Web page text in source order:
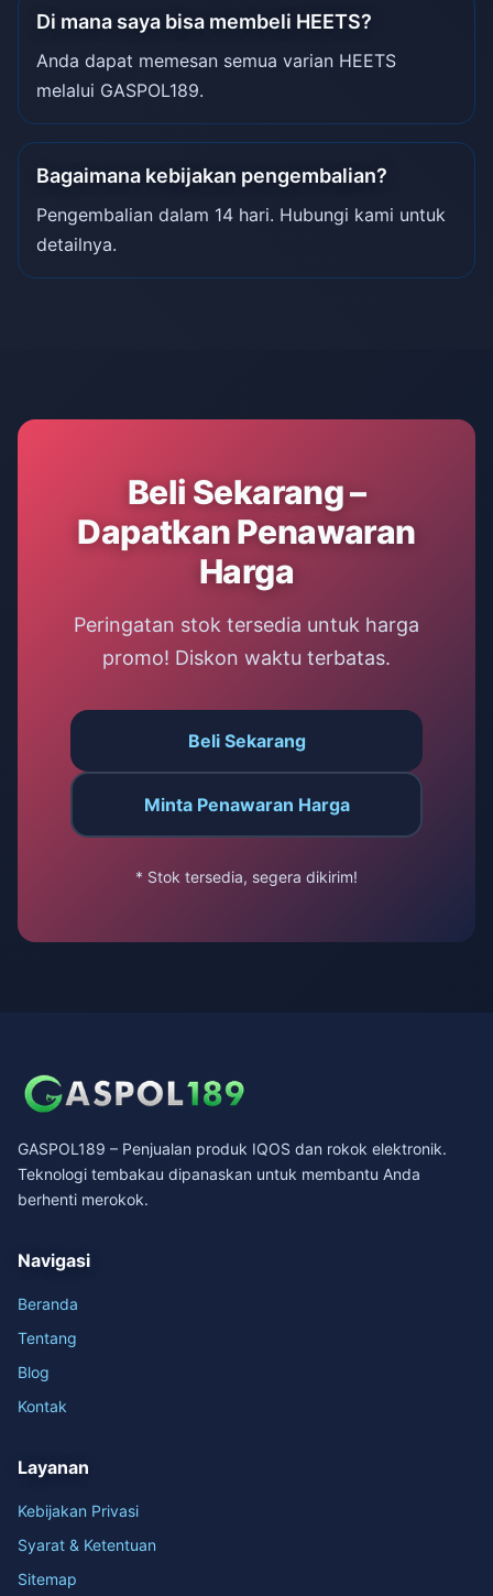
Di mana saya bisa membeli HEETS?
Anda dapat memesan semua varian HEETS
melalui GASPOL189.
Bagaimana kebijakan pengembalian?
Pengembalian dalam 14 hari. Hubungi kami untuk
detailnya.
Beli Sekarang –
Dapatkan Penawaran
Harga
Peringatan stok tersedia untuk harga
promo! Diskon waktu terbatas.
Beli Sekarang
Minta Penawaran Harga
* Stok tersedia, segera dikirim!
GASPOL189 – Penjualan produk IQOS dan rokok elektronik.
Teknologi tembakau dipanaskan untuk membantu Anda
berhenti merokok.
Navigasi
Beranda
Tentang
Blog
Kontak
Layanan
Kebijakan Privasi
Syarat & Ketentuan
Sitemap